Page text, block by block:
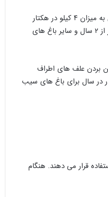
استفاده از مخلوط ديوران و بروماسيل (۲۷% + ۵۱%) با نام تجارتی کرواردو ۸۰% پودر وتابل به ميزان ۴ کيلو در هکتار
فقط برای خزانه مرکبات توصيه می شود. از این علف کش به هیچ وجه روی نهال‌ های کمتر از ۲ سال و ساير باغ های
بردن علف های اطراف
در سال برای باغ های سيب
قرار می دهند. هنگام